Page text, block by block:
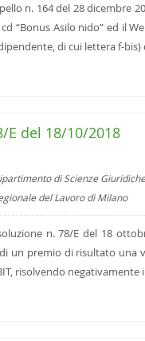
n. 164 del 28 dicembre
“Bonus Asilo nido” ed il
di cui lettera f-bis)
E del 18/10/2018
di Scienze
del Lavoro di Milano
n. 78/E del 18
un premio di risultato una
risolvendo negativamente